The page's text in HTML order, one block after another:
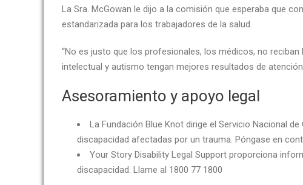
La Sra. McGowan le dijo a la comisión que esperaba que
estandarizada para los trabajadores de la salud.
“No es justo que los profesionales, los médicos, no
intelectual y autismo tengan mejores resultados de atención
Asesoramiento y apoyo legal
La Fundación Blue Knot dirige el Servicio Nacional
discapacidad afectadas por un trauma. Póngase en
Your Story Disability Legal Support proporciona
discapacidad. Llame al 1800 77 1800